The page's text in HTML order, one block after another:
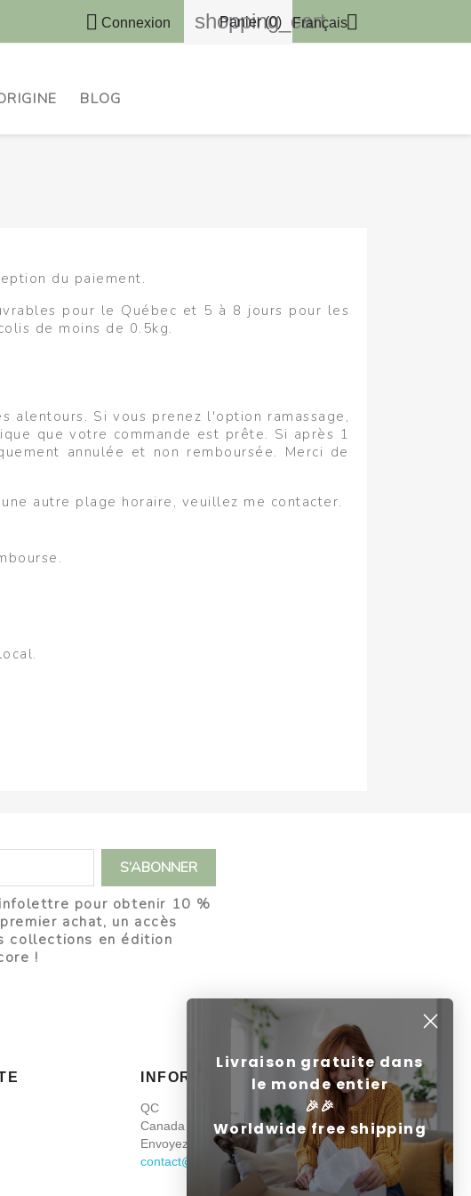
 Connexion shopping_cart
Panier (0) Français
BLOG
du paiement.
pour le Québec et 5 à 8 jours pour les
de moins de 0.5kg.
alentours. Si vous prenez l'option ramassage,
que votre commande est prête. Si après 1
annulée et non remboursée. Merci de
autre plage horaire, veuillez me contacter.
pour obtenir 10 %
achat, un accès
collections en édition
!
INFORMATIONS
QC
Canada
Envoyez-nous un e-mail :
contact@nejarine.com
Livraison gratuite dans
le monde entier
🎉🎉
Worldwide free shipping